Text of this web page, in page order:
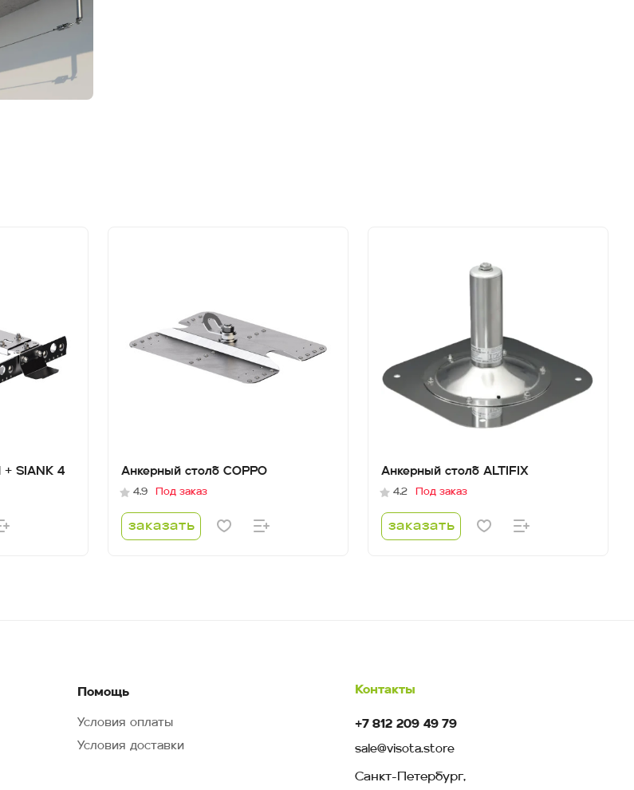
+ SIANK 4 Анкерный столб COPPO
4.9 Под заказ
заказать
Анкерный столб ALTIFIX
4.2 Под заказ
заказать
Помощь
Условия оплаты
Условия доставки
Контакты
+7 812 209 49 79
sale@visota.store
Санкт-Петербург,